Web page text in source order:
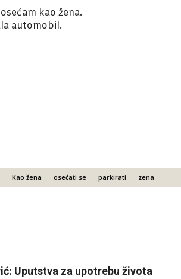
kao žena.
automobil.
Kao žena osećati se parkirati zena
Uputstva za upotrebu života